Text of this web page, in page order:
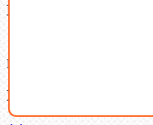
Ваша корзина
В корзине нет товаров.
Поиск